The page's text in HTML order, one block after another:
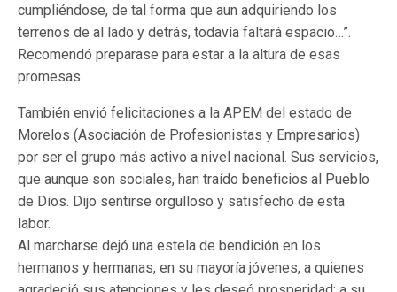
cumpliéndose, de tal forma que aun adquiriendo los
terrenos de al lado y detrás, todavía faltará espacio…”.
Recomendó preparase para estar a la altura de esas
promesas.
También envió felicitaciones a la APEM del estado de
Morelos (Asociación de Profesionistas y Empresarios)
por ser el grupo más activo a nivel nacional. Sus servicios,
que aunque son sociales, han traído beneficios al Pueblo
de Dios. Dijo sentirse orgulloso y satisfecho de esta
labor.
Al marcharse dejó una estela de bendición en los
hermanos y hermanas, en su mayoría jóvenes, a quienes